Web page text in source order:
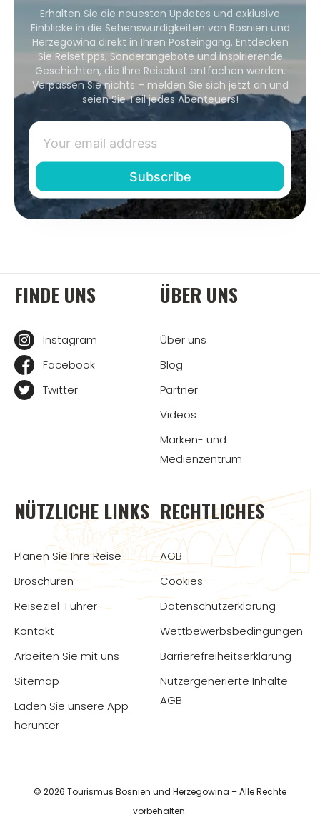
Erhalten Sie die neuesten Updates und exklusive
Einblicke in die Sehenswürdigkeiten von Bosnien und
Herzegowina direkt in Ihren Posteingang. Entdecken
Sie Reisetipps, Sonderangebote und inspirierende
Geschichten, die Ihre Reiselust entfachen werden.
Verpassen Sie nichts – melden Sie sich jetzt an und
seien Sie Teil jedes Abenteuers!
FINDE UNS
Instagram
Facebook
Twitter
ÜBER UNS
Über uns
Blog
Partner
Videos
Marken- und
Medienzentrum
NÜTZLICHE LINKS
Planen Sie Ihre Reise
Broschüren
Reiseziel-Führer
Kontakt
Arbeiten Sie mit uns
Sitemap
Laden Sie unsere App
herunter
RECHTLICHES
AGB
Cookies
Datenschutzerklärung
Wettbewerbsbedingungen
Barrierefreiheitserklärung
Nutzergenerierte Inhalte
AGB
© 2026 Tourismus Bosnien und Herzegowina – Alle Rechte
vorbehalten.